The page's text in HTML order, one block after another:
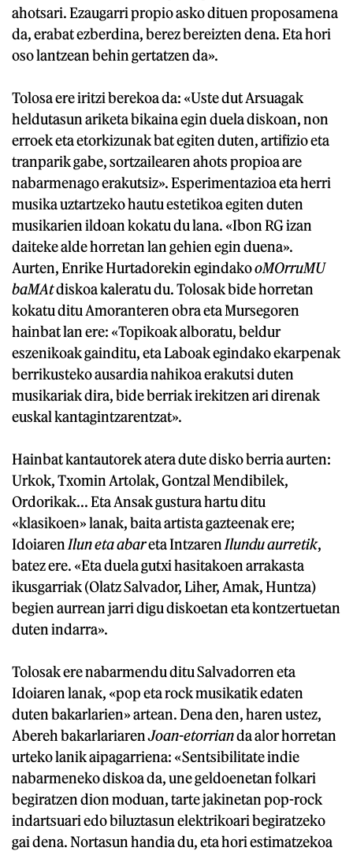
ahotsari. Ezaugarri propio asko dituen proposamena
da, erabat ezberdina, berez bereizten dena. Eta hori
oso lantzean behin gertatzen da».
Tolosa ere iritzi berekoa da: «Uste dut Arsuagak
heldutasun ariketa bikaina egin duela diskoan, non
erroek eta etorkizunak bat egiten duten, artifizio eta
tranparik gabe, sortzailearen ahots propioa are
nabarmenago erakutsiz». Esperimentazioa eta herri
musika uztartzeko hautu estetikoa egiten duten
musikarien ildoan kokatu du lana. «Ibon RG izan
daiteke alde horretan lan gehien egin duena».
Aurten, Enrike Hurtadorekin egindakooMOrruMU
baMAtdiskoa kaleratu du. Tolosak bide horretan
kokatu ditu Amoranteren obra eta Mursegoren
hainbat lan ere: «Topikoak alboratu, beldur
eszenikoak gainditu, eta Laboak egindako ekarpenak
berrikusteko ausardia nahikoa erakutsi duten
musikariak dira, bide berriak irekitzen ari direnak
euskal kantagintzarentzat».
Hainbat kantautorek atera dute disko berria aurten:
Urkok, Txomin Artolak, Gontzal Mendibilek,
Ordorikak... Eta Ansak gustura hartu ditu
«klasikoen» lanak, baita artista gazteenak ere;
Idoiaren Ilun eta abareta Intzaren Ilundu aurretik,
batez ere. «Eta duela gutxi hasitakoen arrakasta
ikusgarriak (Olatz Salvador, Liher, Amak, Huntza)
begien aurrean jarri digu diskoetan eta kontzertuetan
duten indarra».
Tolosak ere nabarmendu ditu Salvadorren eta
Idoiaren lanak, «pop eta rock musikatik edaten
duten bakarlarien» artean. Dena den, haren ustez,
Abereh bakarlariarenJoan-etorrianda alor horretan
urteko lanik aipagarriena: «Sentsibilitate indie
nabarmeneko diskoa da, une geldoenetan folkari
begiratzen dion moduan, tarte jakinetan pop-rock
indartsuari edo biluztasun elektrikoari begiratzeko
gai dena. Nortasun handia du, eta hori estimatzekoa